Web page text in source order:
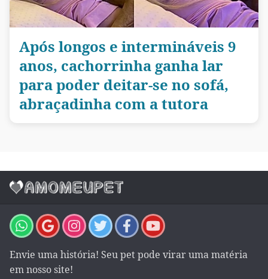
Após longos e intermináveis 9
anos, cachorrinha ganha lar
para poder deitar-se no sofá,
abraçadinha com a tutora
Envie uma história! Seu pet pode virar uma matéria
em nosso site!